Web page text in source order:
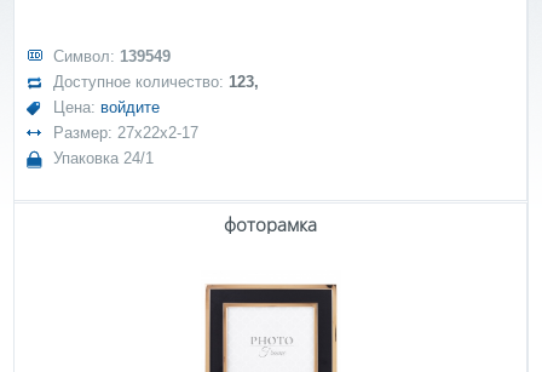
Символ: 139549
Доступное количество:123,
Цена: войдите
Размер: 27x22x2-17
Упаковка 24/1
фоторамка